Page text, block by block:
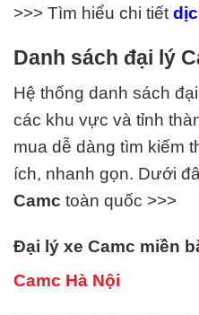
>>> Tìm hiểu chi tiết
Danh sách đại lý
Hệ thống danh sách
các khu vực và tỉnh
mua dễ dàng tìm kiếm
ích, nhanh gọn. Dưới
Camc toàn quốc >>>
Đại lý xe Camc miền
Camc Hà Nội